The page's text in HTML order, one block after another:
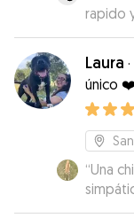
cosa
con
rapido
Mauro
Mauro
Puedo
perro
Mauro.”
Laura ·
único ❤️
“Una
cuidar